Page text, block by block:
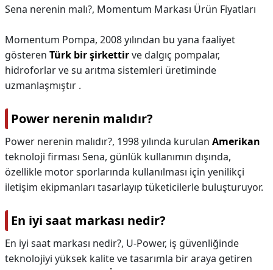
Sena nerenin malı?, Momentum Markası Ürün Fiyatları
Momentum Pompa, 2008 yılından bu yana faaliyet
gösteren Türk bir şirkettirve dalgıç pompalar,
hidroforlar ve su arıtma sistemleri üretiminde
uzmanlaşmıştır .
Power nerenin malıdır?
Power nerenin malıdır?, 1998 yılında kurulan Amerikan
teknoloji firması Sena, günlük kullanımın dışında,
özellikle motor sporlarında kullanılması için yenilikçi
iletişim ekipmanları tasarlayıp tüketicilerle buluşturuyor.
En iyi saat markası nedir?
En iyi saat markası nedir?, U-Power, iş güvenliğinde
teknolojiyi yüksek kalite ve tasarımla bir araya getiren